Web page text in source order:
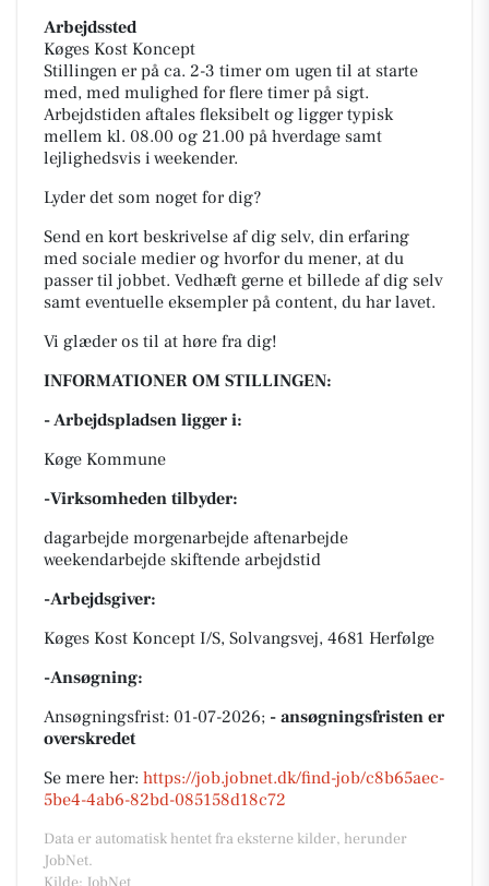
Arbejdssted
Køges Kost Koncept
Stillingen er på ca. 2-3 timer om ugen til at starte
med, med mulighed for flere timer på sigt.
Arbejdstiden aftales fleksibelt og ligger typisk
mellem kl. 08.00 og 21.00 på hverdage samt
lejlighedsvis i weekender.
Lyder det som noget for dig?
Send en kort beskrivelse af dig selv, din erfaring
med sociale medier og hvorfor du mener, at du
passer til jobbet. Vedhæft gerne et billede af dig selv
samt eventuelle eksempler på content, du har lavet.
Vi glæder os til at høre fra dig!
INFORMATIONER OM STILLINGEN:
- Arbejdspladsen ligger i:
Køge Kommune
-Virksomheden tilbyder:
dagarbejde morgenarbejde aftenarbejde
weekendarbejde skiftende arbejdstid
-Arbejdsgiver:
Køges Kost Koncept I/S, Solvangsvej, 4681 Herfølge
-Ansøgning:
Ansøgningsfrist: 01-07-2026; - ansøgningsfristen er
overskredet
Se mere her: https://job.jobnet.dk/find-job/c8b65aec-
5be4-4ab6-82bd-085158d18c72
Data er automatisk hentet fra eksterne kilder, herunder
JobNet.